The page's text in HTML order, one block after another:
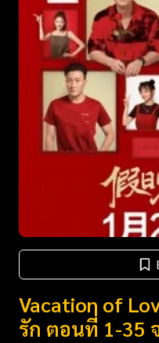
Vacation of
รัก ตอนที่ 1-35